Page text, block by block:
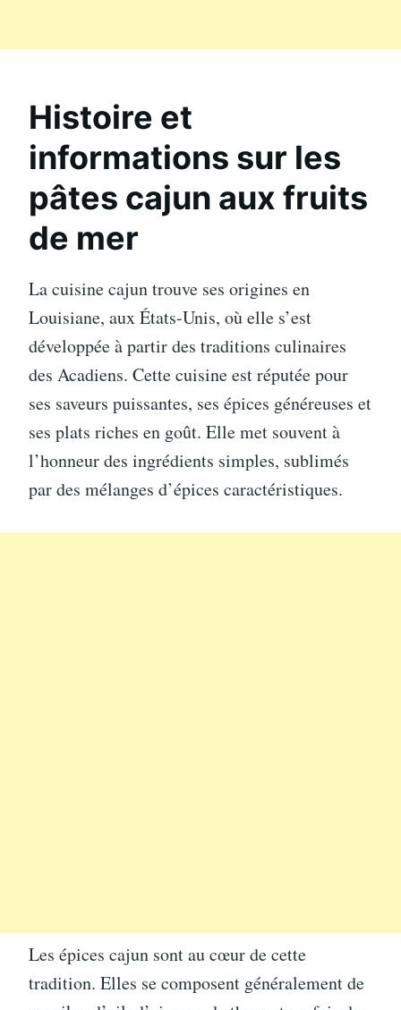
Histoire et
informations sur les
pâtes cajun aux fruits
de mer
La cuisine cajun trouve ses origines en
Louisiane, aux États-Unis, où elle s’est
développée à partir des traditions culinaires
des Acadiens. Cette cuisine est réputée pour
ses saveurs puissantes, ses épices généreuses et
ses plats riches en goût. Elle met souvent à
l’honneur des ingrédients simples, sublimés
par des mélanges d’épices caractéristiques.
Les épices cajun sont au cœur de cette
tradition. Elles se composent généralement de